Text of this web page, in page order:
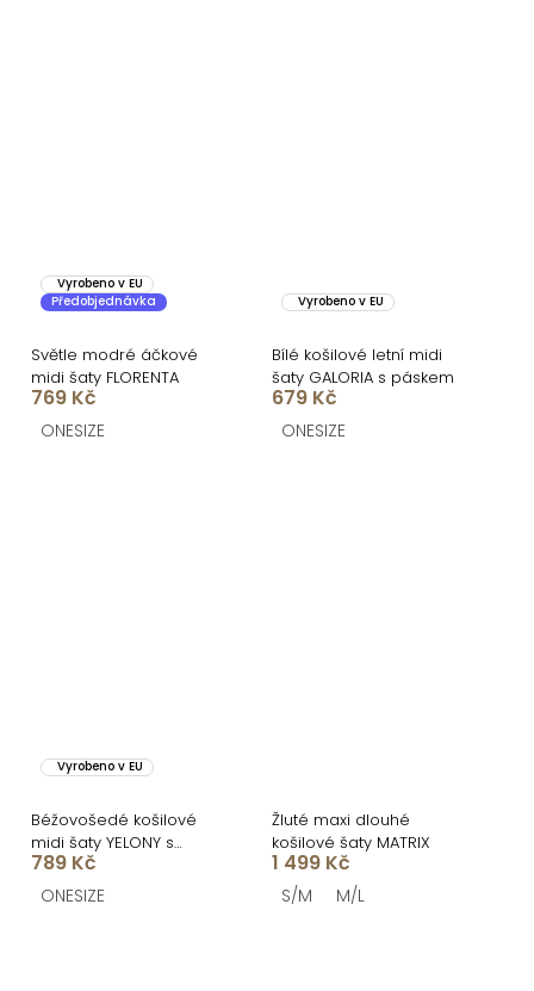
Vyrobeno v EU
Předobjednávka
Světle modré áčkové
midi šaty FLORENTA
769 Kč
ONESIZE
Vyrobeno v EU
Bílé košilové letní midi
šaty GALORIA s páskem
679 Kč
ONESIZE
Vyrobeno v EU
Béžovošedé košilové
midi šaty YELONY s
páskem
789 Kč
ONESIZE
Žluté maxi dlouhé
košilové šaty MATRIX
1 499 Kč
S/M M/L